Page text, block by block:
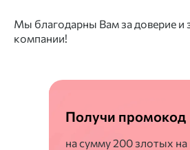
Мы благодарны Вам за доверие и
компании!
Получи промокод
на сумму 200 злотых на